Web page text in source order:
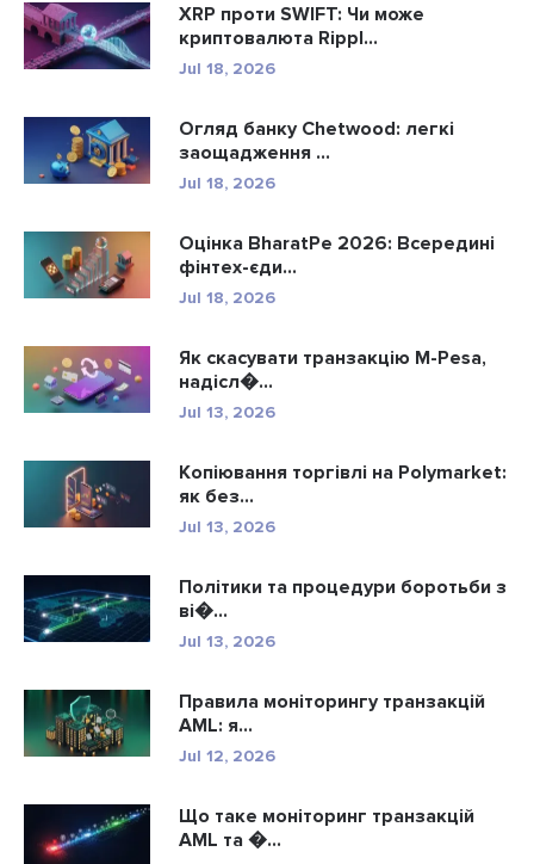
XRP проти SWIFT: Чи може
криптовалюта Rippl...
Jul 18, 2026
Огляд банку Chetwood: легкі
заощадження ...
Jul 18, 2026
Оцінка BharatPe 2026: Всередині
фінтех-єди...
Jul 18, 2026
Як скасувати транзакцію M-Pesa,
надісл�...
Jul 13, 2026
Копіювання торгівлі на Polymarket:
як без...
Jul 13, 2026
Політики та процедури боротьби з
ві�...
Jul 13, 2026
Правила моніторингу транзакцій
AML: я...
Jul 12, 2026
Що таке моніторинг транзакцій
AML та �...